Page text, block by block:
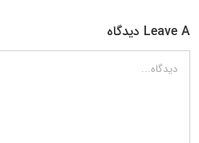
Leave A دیدگاه
دیدگاه